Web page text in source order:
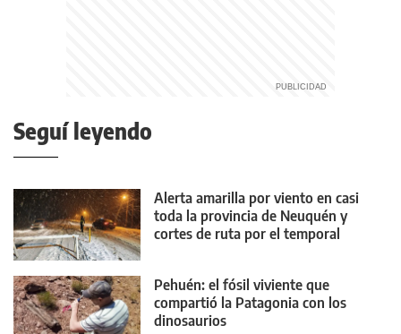
Seguí leyendo
Alerta amarilla por viento en casi
toda la provincia de Neuquén y
cortes de ruta por el temporal
Pehuén: el fósil viviente que
compartió la Patagonia con los
dinosaurios